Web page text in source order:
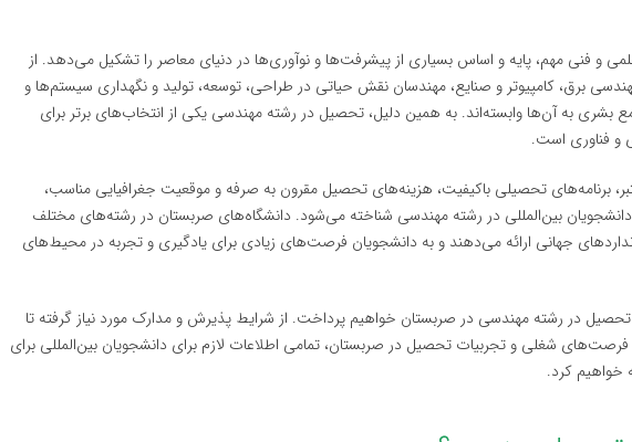
و فنی مهم، پایه و اساس بسیاری از پیشرفت‌ها و نوآوری‌ها در دنیای معاصر را تشکیل می‌دهد. از
برق، کامپیوتر و صنایع، مهندسان نقش حیاتی در طراحی، توسعه، تولید و نگهداری سیستم‌ها و
بشری به آن‌ها وابسته‌اند. به همین دلیل، تحصیل در رشته مهندسی یکی از انتخاب‌های برتر برای
و فناوری است.
برنامه‌های تحصیلی باکیفیت، هزینه‌های تحصیل مقرون به صرفه و موقعیت جغرافیایی مناسب،
بین‌المللی در رشته مهندسی شناخته می‌شود. دانشگاه‌های صربستان در رشته‌های مختلف
جهانی ارائه می‌دهند و به دانشجویان فرصت‌های زیادی برای یادگیری و تجربه در محیط‌های
تحصیل در رشته مهندسی در صربستان خواهیم پرداخت. از شرایط پذیرش و مدارک مورد نیاز گرفته تا
فرصت‌های شغلی و تجربیات تحصیل در صربستان، تمامی اطلاعات لازم برای دانشجویان بین‌المللی برای
خواهیم کرد.